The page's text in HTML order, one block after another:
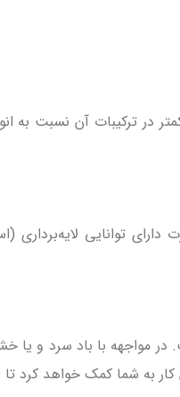
در ترکیبات آن نسبت به
توانایی لایه‌برداری
در مواجهه با باد سرد
شما کمک خواهد کرد تا